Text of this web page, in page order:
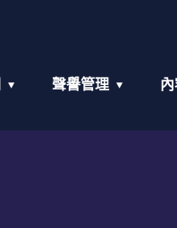
聲譽管理